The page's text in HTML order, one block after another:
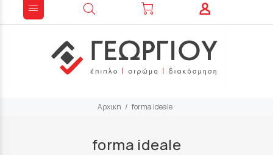
Αρχικη forma ideale
forma ideale